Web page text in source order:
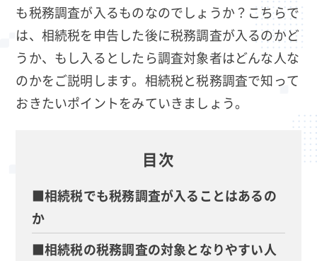
も税務調査が入るものなのでしょうか？こちらで
は、相続税を申告した後に税務調査が入るのかど
うか、もし入るとしたら調査対象者はどんな人な
のかをご説明します。相続税と税務調査で知って
おきたいポイントをみていきましょう。
目次
■相続税でも税務調査が入ることはあるの
か
■相続税の税務調査の対象となりやすい人